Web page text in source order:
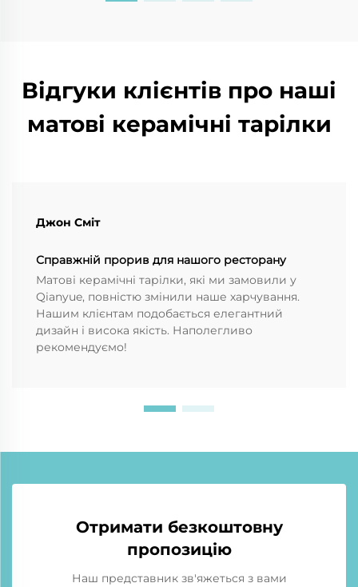
Відгуки клієнтів про наші
матові керамічні тарілки
Джон Сміт
Справжній прорив для нашого ресторану
Матові керамічні тарілки, які ми замовили у
Qianyue, повністю змінили наше харчування.
Нашим клієнтам подобається елегантний
дизайн і висока якість. Наполегливо
рекомендуємо!
Отримати безкоштовну
пропозицію
Наш представник зв'яжеться з вами